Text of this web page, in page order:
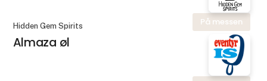
På messen
Hidden Gem Spirits
Almaza øl